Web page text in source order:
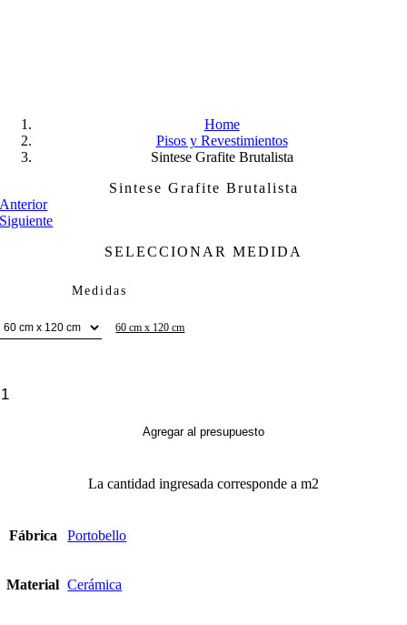
Home
Pisos y Revestimientos
Sintese Grafite Brutalista
Sintese Grafite Brutalista
Anterior
Siguiente
SELECCIONAR MEDIDA
Medidas
60 cm x 120 cm
Agregar al presupuesto
La cantidad ingresada corresponde a m2
Fábrica Portobello
Material Cerámica